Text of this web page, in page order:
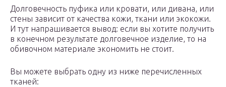
Долговечность пуфика или кровати, или дивана, или
стены зависит от качества кожи, ткани или экокожи.
И тут напрашивается вывод: если вы хотите получить
в конечном результате долговечное изделие, то на
обивочном материале экономить не стоит.
Вы можете выбрать одну из ниже перечисленных
тканей: